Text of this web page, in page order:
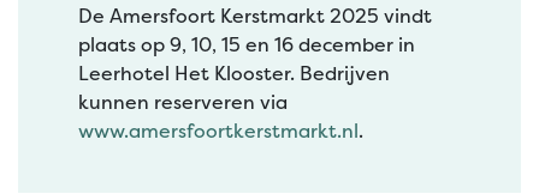
De Amersfoort Kerstmarkt 2025 vindt
plaats op 9, 10, 15 en 16 december in
Leerhotel Het Klooster. Bedrijven
kunnen reserveren via
www.amersfoortkerstmarkt.nl.